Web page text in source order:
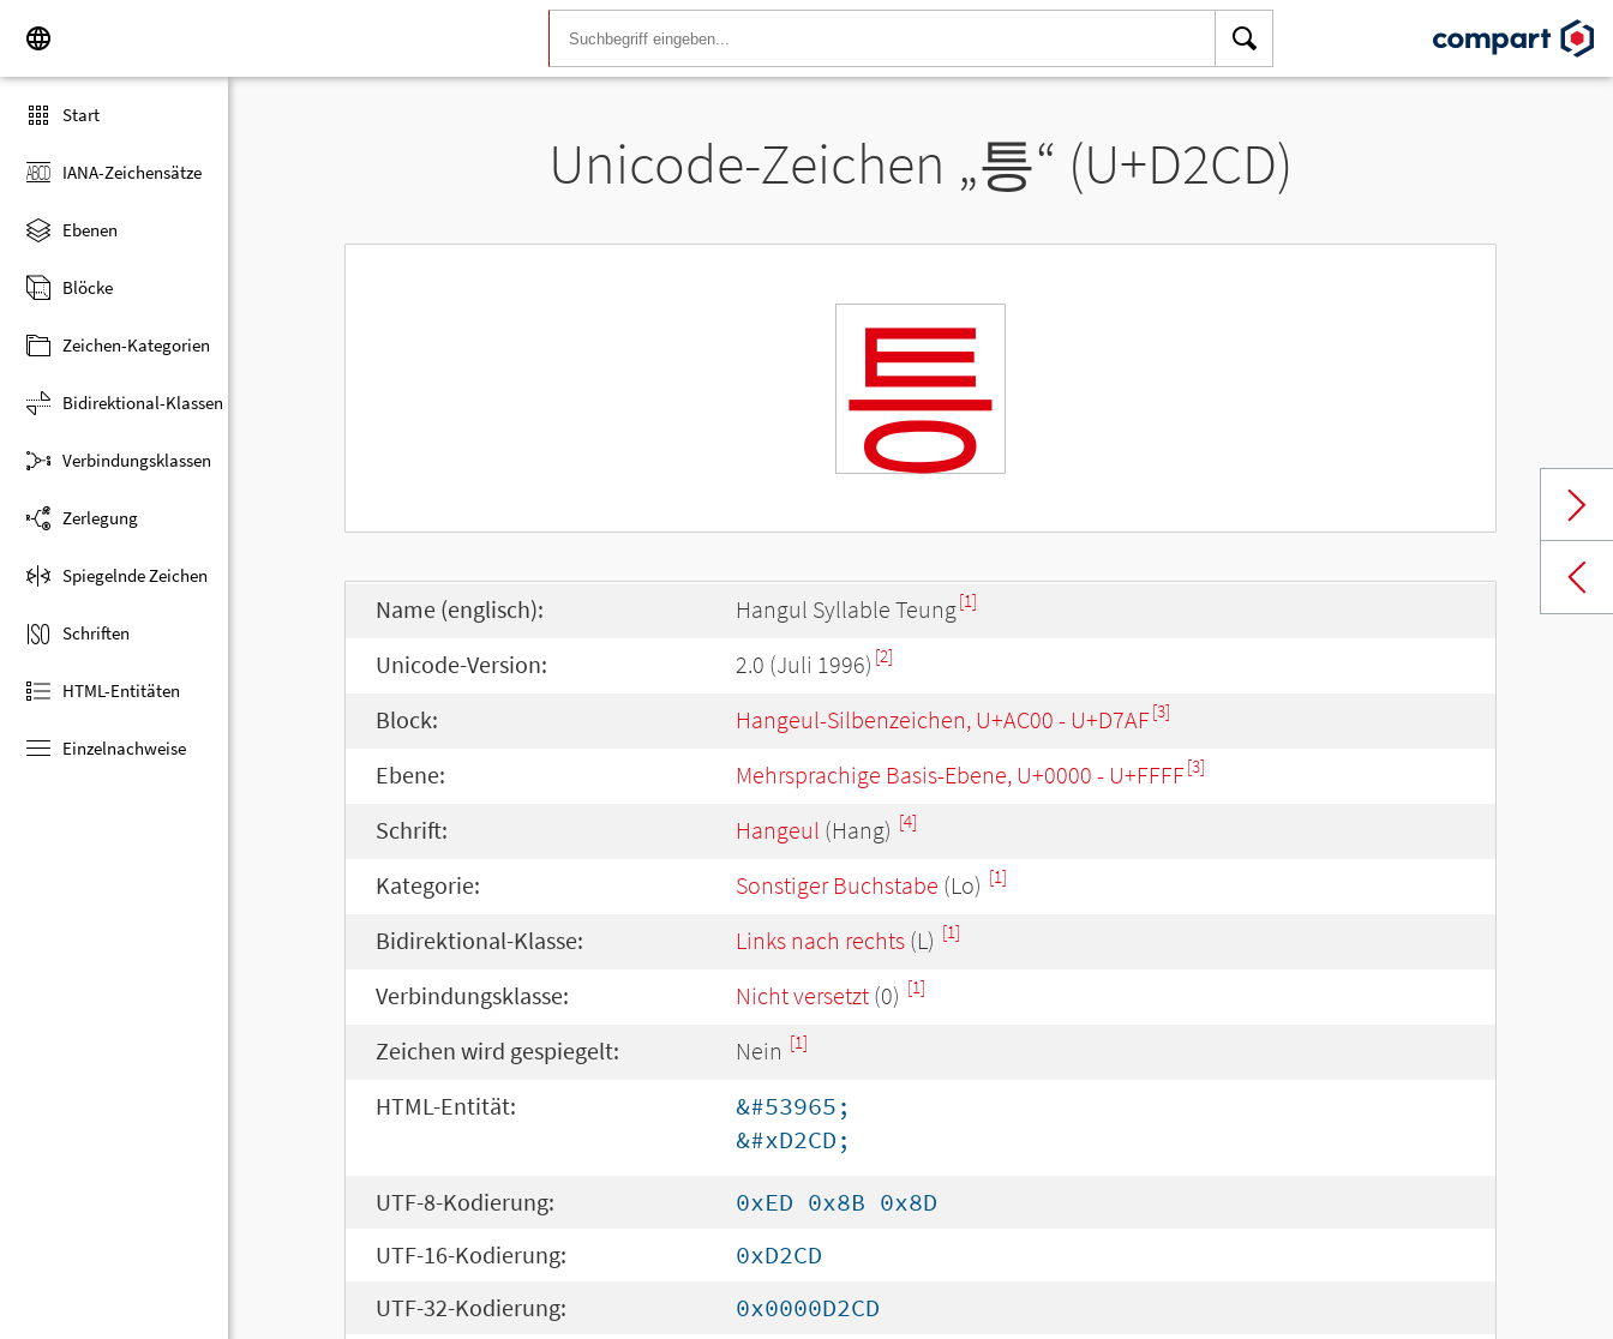
Start
IANA-Zeichensätze
Ebenen
Blöcke
Zeichen-Kategorien
Bidirektional-Klassen
Verbindungsklassen
Zerlegung
Spiegelnde Zeichen
Schriften
HTML-Entitäten
Einzelnachweise
Unicode-Zeichen „틍“ (U+D2CD)
틍
Name (englisch): Hangul Syllable Teung[1]
Unicode-Version: 2.0 (Juli 1996) [2]
Block: Hangeul-Silbenzeichen, U+AC00 - U+D7AF[3]
Ebene: Mehrsprachige Basis-Ebene, U+0000 - U+FFFF[3]
Schrift: Hangeul (Hang) [4]
Kategorie: Sonstiger Buchstabe (Lo) [1]
Bidirektional-Klasse: Links nach rechts (L) [1]
Verbindungsklasse: Nicht versetzt (0) [1]
Zeichen wird gespiegelt: Nein [1]
HTML-Entität:
&#53965;
&#xD2CD;
UTF-8-Kodierung:
0xED 0x8B 0x8D
UTF-16-Kodierung:
0xD2CD
UTF-32-Kodierung:
0x0000D2CD